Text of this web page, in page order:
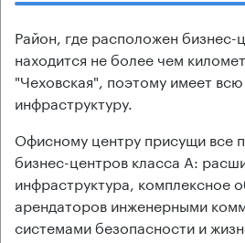
Район, где расположен бизнес-
находится не более чем
"Чеховская", поэтому имеет
инфраструктуру.
Офисному центру присущи все
бизнес-центров класса А:
инфраструктура, комплексное
арендаторов инженерными
системами безопасности и